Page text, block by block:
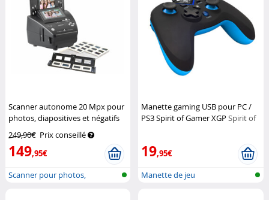
Scanner autonome 20 Mpx pour
photos, diapositives et négatifs
249,90€ Prix conseillé
149,95€
Scanner pour photos,
Manette gaming USB pour PC /
PS3 Spirit of Gamer XGPSpirit of
19,95€
Manette de jeu